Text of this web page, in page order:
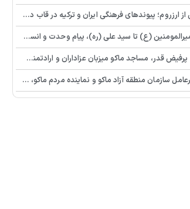
پیوندهای فرهنگی ایران و ترکیه در قاب دیپلماسی مرزی
(ع) تا سید علی (ره)، پیام وحدت و انسجام اسلامی
مساجد ماکو میزبان عزاداران و ارادتمندان به اهل بیت (ع) هستند.
منطقه آزاد ماکو و نماینده مردم ماکو، شوط و پلدشت از مجروحان حملات اخیر